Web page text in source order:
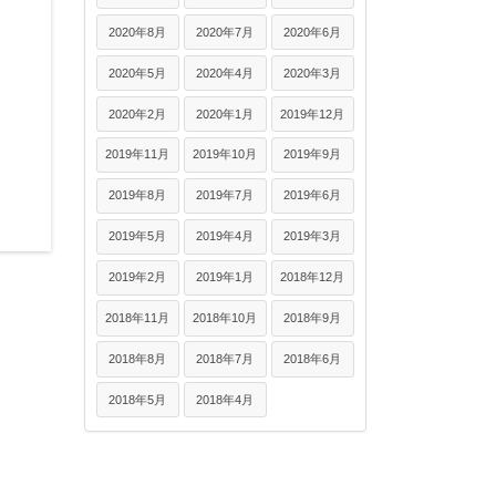
2020年8月 2020年7月 2020年6月
2020年5月 2020年4月 2020年3月
2020年2月 2020年1月 2019年12月
2019年11月 2019年10月 2019年9月
2019年8月 2019年7月 2019年6月
2019年5月 2019年4月 2019年3月
2019年2月 2019年1月 2018年12月
2018年11月 2018年10月 2018年9月
2018年8月 2018年7月 2018年6月
2018年5月 2018年4月